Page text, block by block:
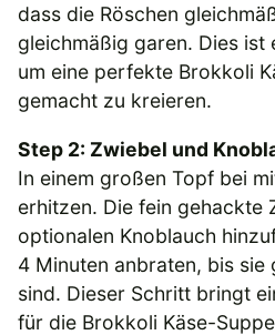
dass die Röschen
gleichmäßig garen. Dies ist
um eine perfekte Brokkoli
gemacht zu kreieren.
Step 2: Zwiebel und
In einem großen Topf bei
erhitzen. Die fein gehackte
optionalen Knoblauch
4 Minuten anbraten, bis sie
sind. Dieser Schritt bringt
für die Brokkoli Käse-